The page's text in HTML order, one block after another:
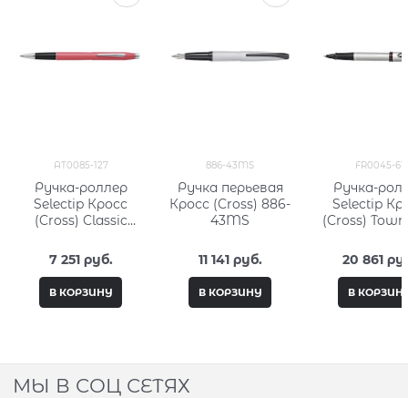
AT0085-127
Ручка-роллер
Selectip Кросс
(Cross) Classic
Coral Lacquer
7 251 руб.
В КОРЗИНУ
886-43MS
Ручка перьевая
Кросс (Cross) 886-
43MS
11 141 руб.
В КОРЗИНУ
FR0045-61
Ручка-
Selectip
(Cross)
Aluminum
61
20 861
В
МЫ В СОЦ СЕТЯХ